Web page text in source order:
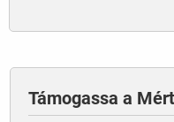
Támogassa a